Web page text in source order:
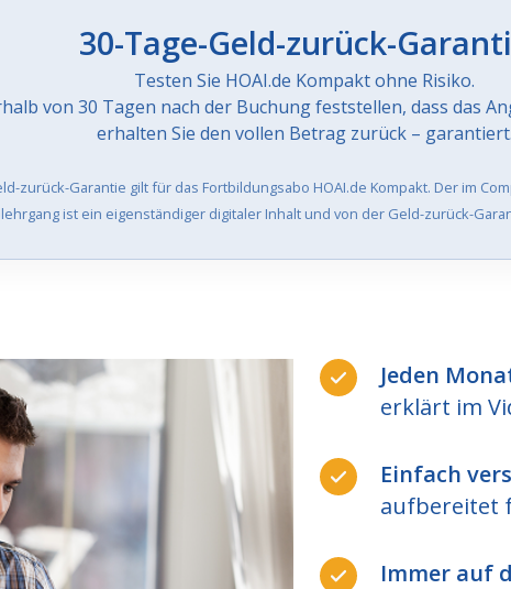
30-Tage-Geld-zurück-
Testen Sie HOAI.de Kompakt ohne Risiko.
von 30 Tagen nach der Buchung feststellen, dass das
erhalten Sie den vollen Betrag zurück – garantiert.
zurück-Garantie gilt für das Fortbildungsabo HOAI.de Kompakt. Der im
ist ein eigenständiger digitaler Inhalt und von der Geld-zurück-
Jeden
erklärt im
Einfach
aufbereitet
Immer auf